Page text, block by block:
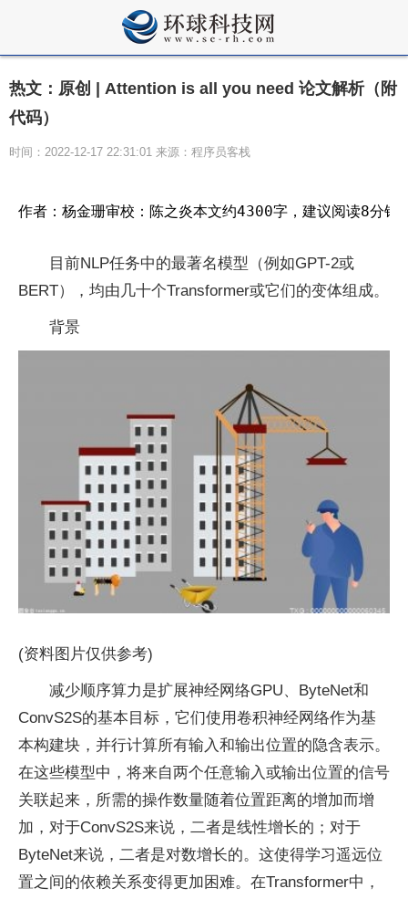
热文：原创 | Attention is all you need 论文解析（附
代码）
时间：2022-12-17 22:31:01 来源：程序员客栈
作者：杨金珊审校：陈之炎本文约4300字，建议阅读
目前NLP任务中的最著名模型（例如GPT-2或
BERT），均由几十个Transformer或它们的变体组成。
背景
(资料图片仅供参考)
减少顺序算力是扩展神经网络GPU、ByteNet和
ConvS2S的基本目标，它们使用卷积神经网络作为基
本构建块，并行计算所有输入和输出位置的隐含表示。
在这些模型中，将来自两个任意输入或输出位置的信号
关联起来，所需的操作数量随着位置距离的增加而增
加，对于ConvS2S来说，二者是线性增长的；对于
ByteNet来说，二者是对数增长的。这使得学习遥远位
置之间的依赖关系变得更加困难。在Transformer中，